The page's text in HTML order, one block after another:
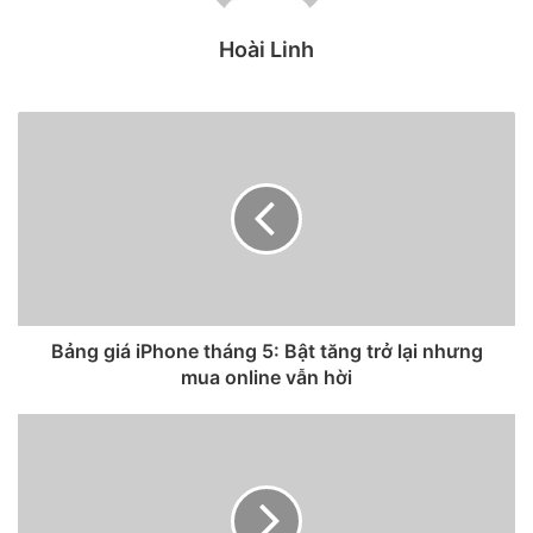
các lĩnh vực khác, ví dụ như bảo mật. Điều này áp dụng cho
cả phần mềm và phần cứng. Apple gần đây đã giới thiệu
Transparency, khiến các ứng dụng phải được người dùng
ID và Face ID làm chủ đạo cho iPhone 5S và iPhone X.
Hoài Linh
Bảng giá iPhone tháng 5: Bật tăng trở lại nhưng
mua online vẫn hời